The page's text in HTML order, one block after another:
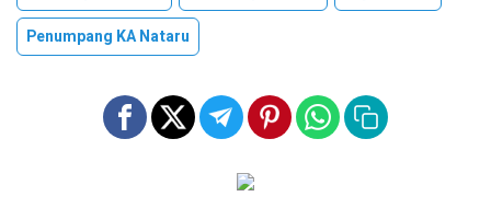
Penumpang KA Nataru